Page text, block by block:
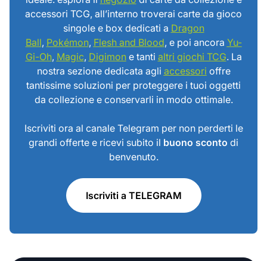
accessori TCG, all’interno troverai carte da gioco
singole e box dedicati a Dragon
Ball, Pokémon, Flesh and Blood, e poi ancora Yu-
Gi-Oh, Magic, Digimone tanti altri giochi TCG. La
nostra sezione dedicata agli accessori offre
tantissime soluzioni per proteggere i tuoi oggetti
da collezione e conservarli in modo ottimale.
Iscriviti ora al canale Telegram per non perderti le
grandi offerte e ricevi subito il buono sconto di
benvenuto.
Iscriviti a TELEGRAM